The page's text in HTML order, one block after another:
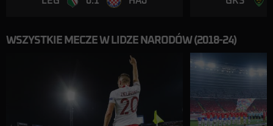
WSZYSTKIE MECZE W LIDZE NARODÓW (2018-24)